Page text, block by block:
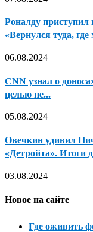
Роналду
«Вернулся туда, где
06.08.2024
CNN узнал о
целью не...
05.08.2024
Овечкин удивил
«Детройта». Итоги
03.08.2024
Новое на сайте
Где оживить